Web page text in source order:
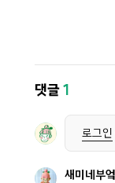
댓글1
로그인
새미네부엌